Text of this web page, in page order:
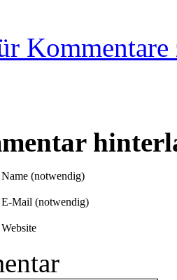
Name (notwendig)
E-Mail (notwendig)
Website